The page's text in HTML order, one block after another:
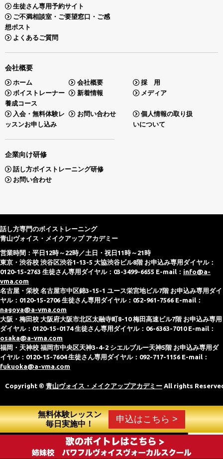
無料体験レッスン
毎日実施中！
申込はこちら >
生徒さん専用予約サイト
ご不満相談室・ご要望窓口・ご感
想ポスト
よくあるご質問
会社概要
ホーム 会社概要
採 用
ボイストレーナー
養成コース
新着情報 メディア
入会・無料体験レ
ッスンお申し込み
お問い合わせ
個人情報の取り扱
いについて
企業向け研修
話し方ボイストレーニング研修
お問い合わせ
話し方専門のボイストレーニング
青山ヴォイス・メイクアップ アカデミー
営業時間：平日12時～22時／土日・祝日11時～21時
東京・渋谷校 渋谷区渋谷1-13-5 大協渋谷ビル8階 お申込み専用ダイヤル：
0120-15-2763 生徒さん専用ダイヤル：03-3499-6655 E-mail： info@a-
vma.com
名古屋・栄校 名古屋市中区錦3-15-1 ユース栄宮地ビル7階 お申込み専用ダイ
ヤル：0120-15-2706 生徒さん専用ダイヤル：052-961-7566 E-mail：
nagoya@a-vma.com
大阪・梅田校 大阪府大阪市北区太融寺町8-10 梅田高速ビル7階 お申込み専用
ダイヤル：0120-15-0174 生徒さん専用ダイヤル：06-6363-7010 E-mail：
osaka@a-vma.com
福岡・天神校 福岡市中央区天神3-4-2 シエルブルー天神5階 お申込み専用ダ
イヤル：0120-15-7604 生徒さん専用ダイヤル：092-717-1156 E-mail：
fukuoka@a-vma.com
Copyright © 青山ヴォイス・メイクアップアカデミー All rights